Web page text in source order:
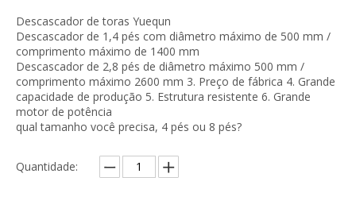
Descascador de toras Yuequn
Descascador de 1,4 pés com diâmetro máximo de 500 mm /
comprimento máximo de 1400 mm
Descascador de 2,8 pés de diâmetro máximo 500 mm /
comprimento máximo 2600 mm 3. Preço de fábrica 4. Grande
capacidade de produção 5. Estrutura resistente 6. Grande
motor de potência
qual tamanho você precisa, 4 pés ou 8 pés?
Quantidade: